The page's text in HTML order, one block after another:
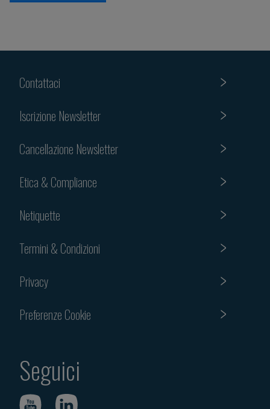
Contattaci
Iscrizione Newsletter
Cancellazione Newsletter
Etica & Compliance
Netiquette
Termini & Condizioni
Privacy
Preferenze Cookie
Seguici